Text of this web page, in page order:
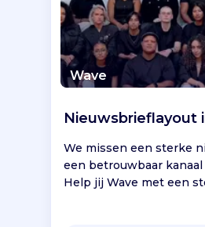
Wave
Nieuwsbrieflayout
We missen een sterke
een betrouwbaar
Help jij Wave met een